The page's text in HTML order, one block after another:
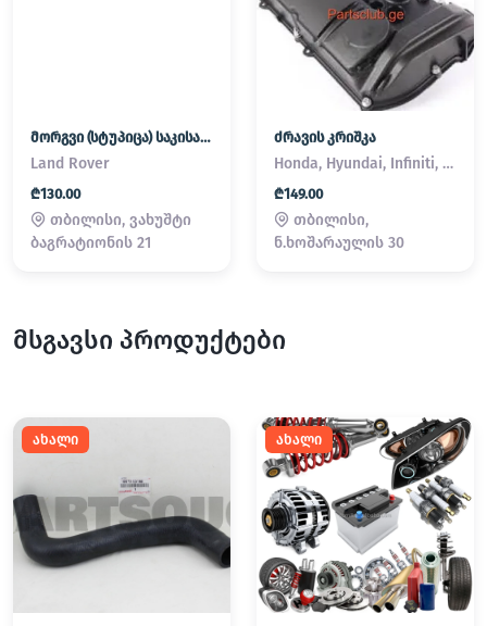
მორგვი (სტუპიცა) საკისარი Land Rover / Range Rover
Land Rover
₾130.00
თბილისი, ვახუშტი
ბაგრატიონის 21
ძრავის კრიშკა
Honda, Hyundai, Infiniti, Kia, Lexus, Mazda, Mitsubishi, Nissan, Subaru, Suzuki, Toyota
₾149.00
თბილისი,
ნ.ხოშარაულის 30
მსგავსი პროდუქტები
ახალი ახალი